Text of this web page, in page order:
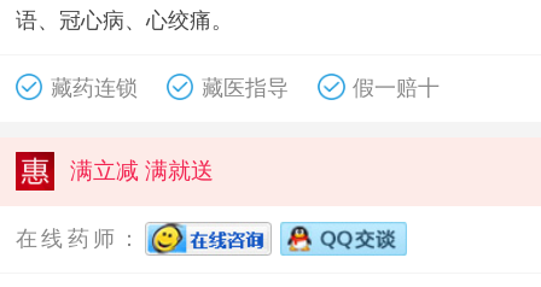
语、冠心病、心绞痛。
藏药连锁 藏医指导 假一赔十
满立减 满就送
在线药师：